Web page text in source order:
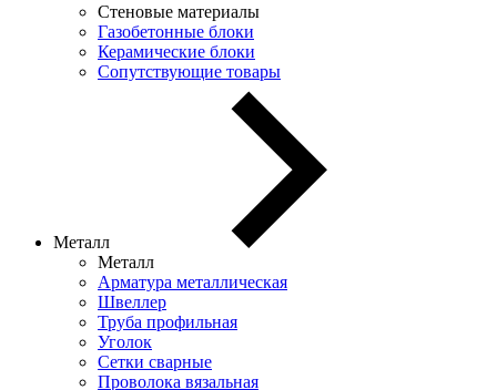
Стеновые материалы
Газобетонные блоки
Керамические блоки
Сопутствующие товары
Металл
Металл
Арматура металлическая
Швеллер
Труба профильная
Уголок
Сетки сварные
Проволока вязальная